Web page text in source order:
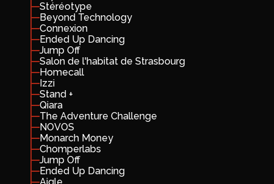
Stéréotype
Beyond Technology
Connexion
Ended Up Dancing
Jump Off
Salon de l'habitat de Strasbourg
Homecall
Izzi
Stand +
Qiara
The Adventure Challenge
NOVOS
Monarch Money
Chomperlabs
Jump Off
Ended Up Dancing